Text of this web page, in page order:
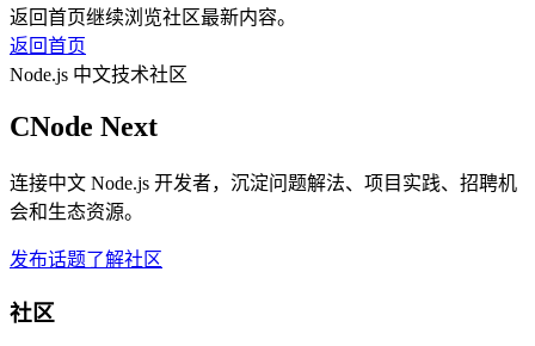
返回首页继续浏览社区最新内容。
返回首页
Node.js 中文技术社区
CNode Next
连接中文 Node.js 开发者，沉淀问题解法、项目实践、招聘机
会和生态资源。
发布话题了解社区
社区